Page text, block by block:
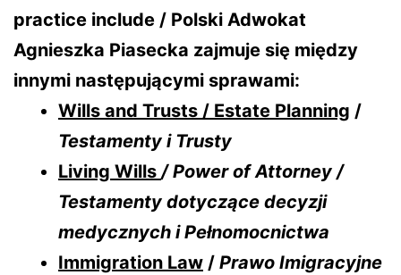
practice include / Polski Adwokat
Agnieszka Piasecka zajmuje się między
innymi następującymi sprawami:
Wills and Trusts / Estate Planning /
Testamenty i Trusty
Living Wills / Power of Attorney /
Testamenty dotyczące decyzji
medycznych i Pełnomocnictwa
Immigration Law / Prawo Imigracyjne